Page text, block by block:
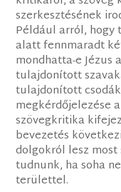
szerkesztésének
Például arról, hogy
alatt fennmaradt
mondhatta-e Jézus
tulajdonított
tulajdonított
megkérdőjelezése
szövegkritika
bevezetés
dolgokról lesz
tudnunk, ha soha
területtel.